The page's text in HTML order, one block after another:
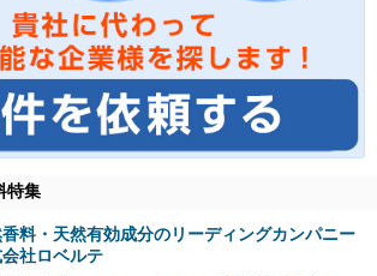
特集
香料・天然有効成分のリーディングカンパニー
社ロベルテ